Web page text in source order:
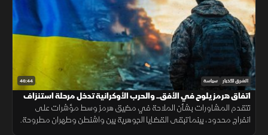
46:44 الشرق للأخبار سياسة
اتفاق هرمز يلوح في الأفق.. والحرب الأوكرانية تدخل مرحلة استنزاف
تتقدم المشاورات بشأن الملاحة في مضيق هرمز وسط مؤشرات على
انفراج محدود، بينما تبقى القضايا الجوهرية بين واشنطن وطهران مطروحة.